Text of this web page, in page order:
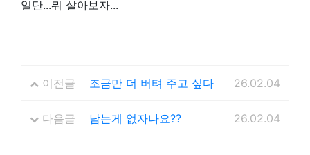
일단...뭐 살아보자...
이전글 조금만 더 버텨 주고 싶다 26.02.04
다음글 남는게 없자나요?? 26.02.04